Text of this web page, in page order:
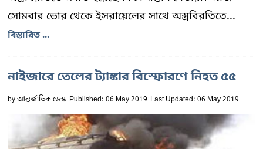
সোমবার ভোর থেকে ইসরায়েলের সাথে অস্ত্রবিরতিতে...
বিস্তারিত ...
নাইজারে তেলের ট্যাঙ্কার বিস্ফোরণে নিহত ৫৫
byআন্তর্জাতিক ডেস্ক Published: 06 May 2019 Last Updated: 06 May 2019